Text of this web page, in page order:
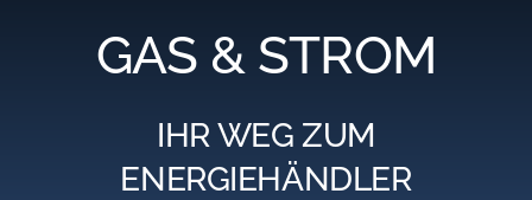
Geschäftsfelder
Partner werden
GAS & STROM
IHR WEG ZUM
ENERGIEHÄNDLER